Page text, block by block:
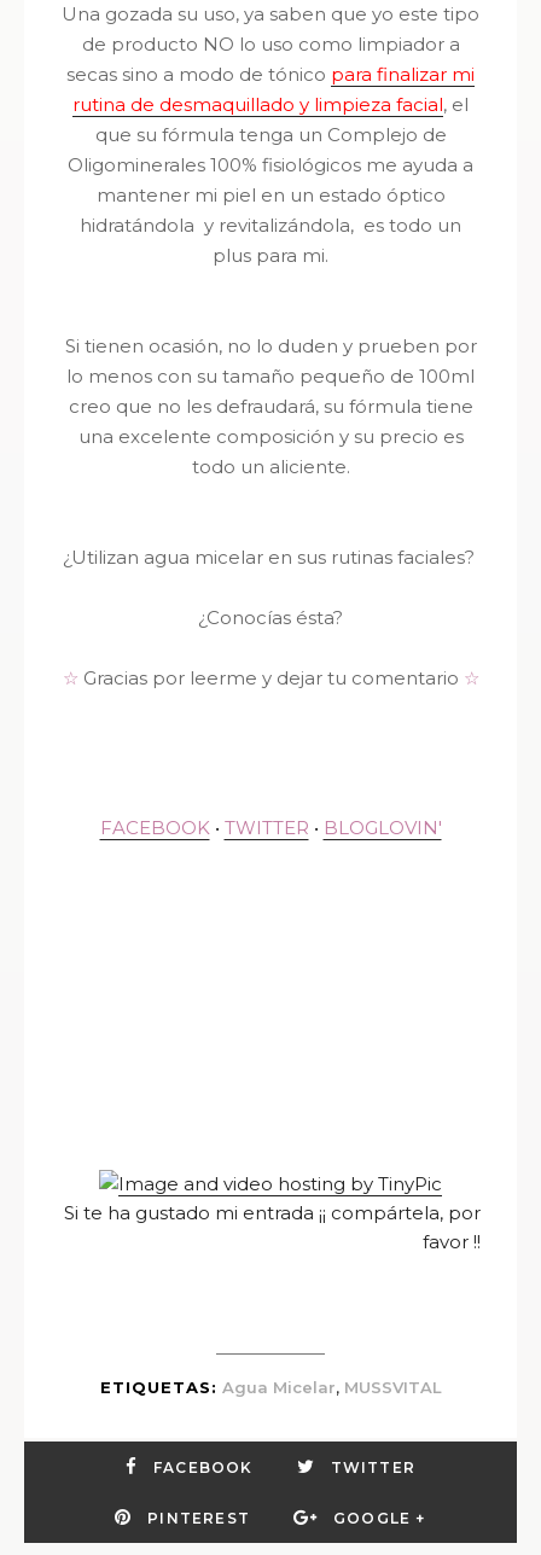
Una gozada su uso, ya saben que yo este tipo
de producto NO lo uso como limpiador a
secas sino a modo de tónico para finalizar mi
rutina de desmaquillado y limpieza facial, el
que su fórmula tenga un Complejo de
Oligominerales 100% fisiológicos me ayuda a
mantener mi piel en un estado óptico
hidratándola y revitalizándola, es todo un
plus para mi.
Si tienen ocasión, no lo duden y prueben por
lo menos con su tamaño pequeño de 100ml
creo que no les defraudará, su fórmula tiene
una excelente composición y su precio es
todo un aliciente.
¿Utilizan agua micelar en sus rutinas faciales?
¿Conocías ésta?
☆ Gracias por leerme y dejar tu comentario ☆
FACEBOOK • TWITTER • BLOGLOVIN'
Si te ha gustado mi entrada ¡¡ compártela, por
favor !!
ETIQUETAS: Agua Micelar, MUSSVITAL
FACEBOOK TWITTER
PINTEREST GOOGLE +